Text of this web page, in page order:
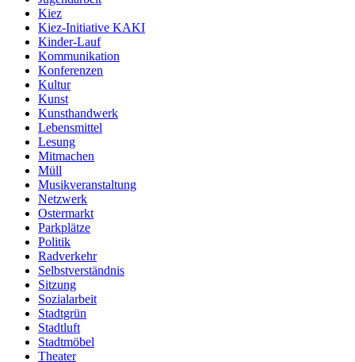
Kiez
Kiez-Initiative KAKI
Kinder-Lauf
Kommunikation
Konferenzen
Kultur
Kunst
Kunsthandwerk
Lebensmittel
Lesung
Mitmachen
Müll
Musikveranstaltung
Netzwerk
Ostermarkt
Parkplätze
Politik
Radverkehr
Selbstverständnis
Sitzung
Sozialarbeit
Stadtgrün
Stadtluft
Stadtmöbel
Theater